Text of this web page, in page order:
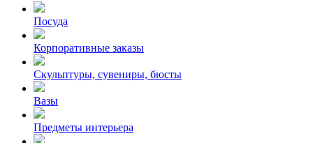
Посуда
Корпоративные заказы
Скульптуры, сувениры, бюсты
Вазы
Предметы интерьера